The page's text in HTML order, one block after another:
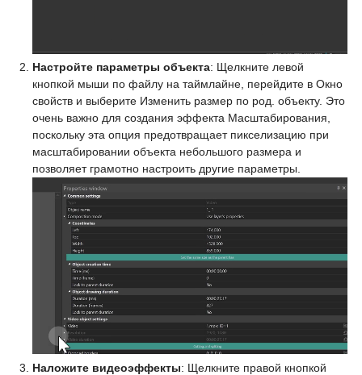
Настройте параметры объекта: Щелкните левой
кнопкой мыши по файлу на таймлайне, перейдите в Окно
свойств и выберите Изменить размер по род. объекту. Это
очень важно для создания эффекта Масштабирования,
поскольку эта опция предотвращает пикселизацию при
масштабировании объекта небольшого размера и
позволяет грамотно настроить другие параметры.
Наложите видеоэффекты: Щелкните правой кнопкой